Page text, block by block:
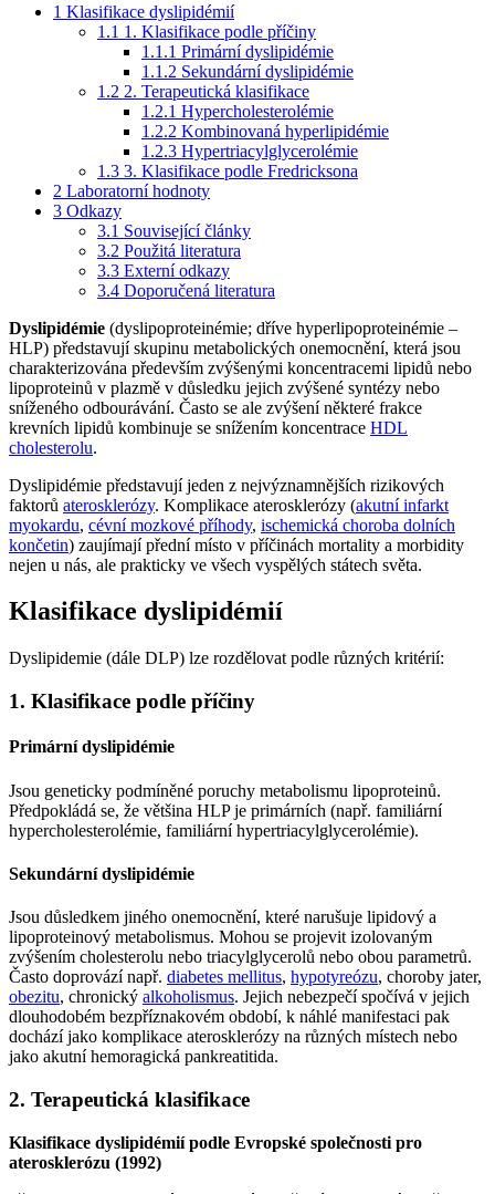
1 Klasifikace dyslipidémií
1.1 1. Klasifikace podle příčiny
1.1.1 Primární dyslipidémie
1.1.2 Sekundární dyslipidémie
1.2 2. Terapeutická klasifikace
1.2.1 Hypercholesterolémie
1.2.2 Kombinovaná hyperlipidémie
1.2.3 Hypertriacylglycerolémie
1.3 3. Klasifikace podle Fredricksona
2 Laboratorní hodnoty
3 Odkazy
3.1 Související články
3.2 Použitá literatura
3.3 Externí odkazy
3.4 Doporučená literatura
Dyslipidémie (dyslipoproteinémie; dříve hyperlipoproteinémie –
HLP) představují skupinu metabolických onemocnění, která jsou
charakterizována především zvýšenými koncentracemi lipidů nebo
lipoproteinů v plazmě v důsledku jejich zvýšené syntézy nebo
sníženého odbourávání. Často se ale zvýšení některé frakce
krevních lipidů kombinuje se snížením koncentrace HDL
cholesterolu.
Dyslipidémie představují jeden z nejvýznamnějších rizikových
faktorů aterosklerózy. Komplikace aterosklerózy (akutní infarkt
myokardu, cévní mozkové příhody, ischemická choroba dolních
končetin) zaujímají přední místo v příčinách mortality a morbidity
nejen u nás, ale prakticky ve všech vyspělých státech světa.
Klasifikace dyslipidémií
Dyslipidemie (dále DLP) lze rozdělovat podle různých kritérií:
1. Klasifikace podle příčiny
Primární dyslipidémie
Jsou geneticky podmíněné poruchy metabolismu lipoproteinů.
Předpokládá se, že většina HLP je primárních (např. familiární
hypercholesterolémie, familiární hypertriacylglycerolémie).
Sekundární dyslipidémie
Jsou důsledkem jiného onemocnění, které narušuje lipidový a
lipoproteinový metabolismus. Mohou se projevit izolovaným
zvýšením cholesterolu nebo triacylglycerolů nebo obou parametrů.
Často doprovází např. diabetes mellitus, hypotyreózu, choroby jater,
obezitu, chronický alkoholismus. Jejich nebezpečí spočívá v jejich
dlouhodobém bezpříznakovém období, k náhlé manifestaci pak
dochází jako komplikace aterosklerózy na různých místech nebo
jako akutní hemoragická pankreatitida.
2. Terapeutická klasifikace
Klasifikace dyslipidémií podle Evropské společnosti pro
aterosklerózu (1992)